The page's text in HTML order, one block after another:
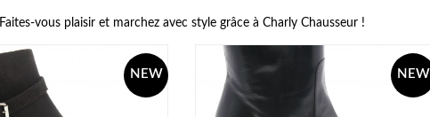
Faites-vous plaisir et marchez avec style grâce à Charly Chausseur !
NEW NEW